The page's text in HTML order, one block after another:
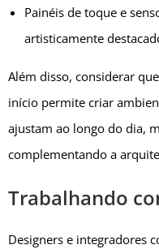
Painéis de toque e
artisticamente
Além disso, considerar
início permite criar
ajustam ao longo do dia,
complementando a
Trabalhando
Designers e integradores